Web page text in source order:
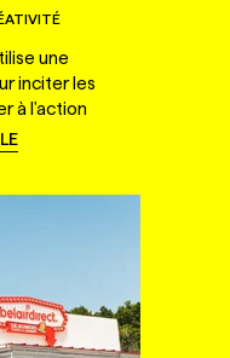
une
inciter les
à l'action